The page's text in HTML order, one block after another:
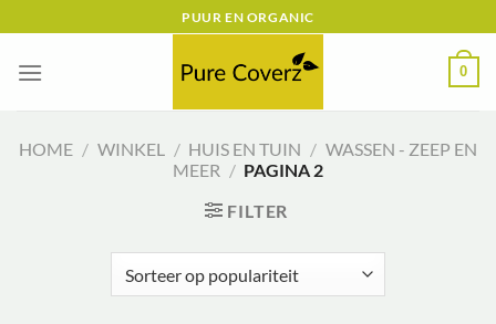
naar
inhoud
PUUR EN ORGANIC
0
HOME / WINKEL / HUIS EN TUIN / WASSEN - ZEEP EN
MEER / PAGINA 2
FILTER